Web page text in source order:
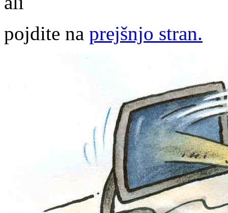
pojdite na prejšnjo stran.